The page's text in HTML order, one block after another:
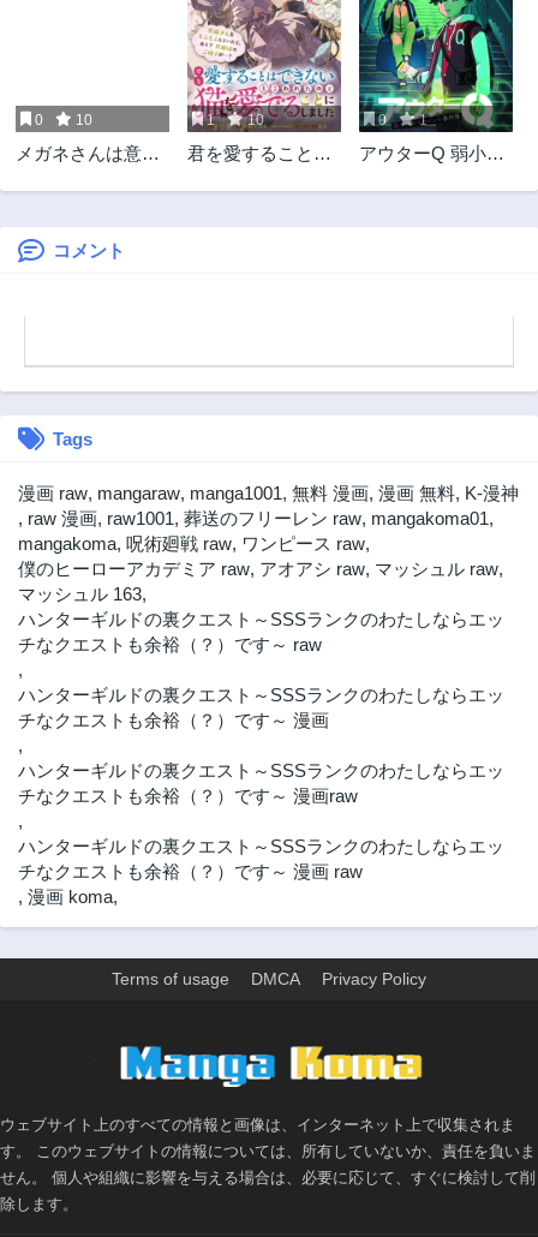
0 10
メガネさんは意外
1 10
君を愛することは
ことにしました 黒
0 1
アウターQ 弱小
コメント
Tags
漫画 raw, mangaraw, manga1001, 無料 漫画, 漫画 無料, K-漫神
, raw 漫画, raw1001, 葬送のフリーレン raw, mangakoma01,
mangakoma, 呪術廻戦 raw, ワンピース raw,
僕のヒーローアカデミア raw, アオアシ raw, マッシュル raw,
マッシュル 163,
ハンターギルドの裏クエスト～SSSランクのわたしならエッ
チなクエストも余裕（？）です～ raw
,
ハンターギルドの裏クエスト～SSSランクのわたしならエッ
チなクエストも余裕（？）です～ 漫画
,
ハンターギルドの裏クエスト～SSSランクのわたしならエッ
チなクエストも余裕（？）です～ 漫画raw
,
ハンターギルドの裏クエスト～SSSランクのわたしならエッ
チなクエストも余裕（？）です～ 漫画 raw
, 漫画 koma,
Terms of usage DMCA Privacy Policy
ウェブサイト上のすべての情報と画像は、インターネット上で収集されま
す。 このウェブサイトの情報については、所有していないか、責任を負いま
せん。 個人や組織に影響を与える場合は、必要に応じて、すぐに検討して削
除します。